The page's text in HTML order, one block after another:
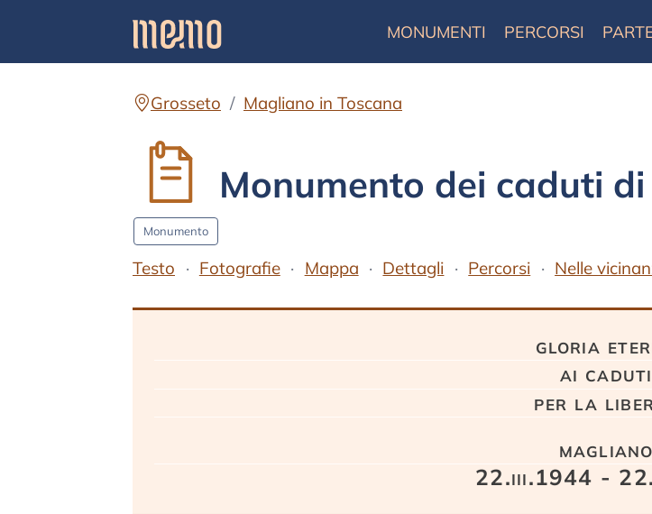
MONUMENTI PERCORSI
Grosseto Magliano in Toscana
Monumento dei caduti
Monumento
Testo Fotografie Mappa Dettagli Percorsi Nelle
gloria
ai caduti
per la
magliano
22.iii.1944 -